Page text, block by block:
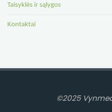
Taisyklės ir sąlygos
Kontaktai
©2025